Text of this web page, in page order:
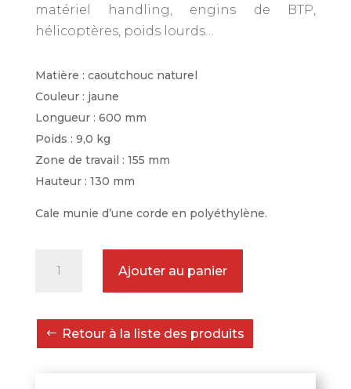
matériel handling, engins de BTP,
hélicoptères, poids lourds…
Matière : caoutchouc naturel
Couleur : jaune
Longueur : 600 mm
Poids : 9,0 kg
Zone de travail : 155 mm
Hauteur : 130 mm
Cale munie d’une corde en polyéthylène.
avion
en
Ajouter au panier
Retour à la liste des produits